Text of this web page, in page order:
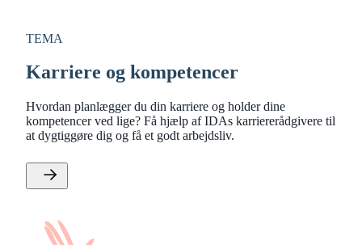
TEMA
Karriere og kompetencer
Hvordan planlægger du din karriere og holder dine
kompetencer ved lige? Få hjælp af IDAs karriererådgivere til
at dygtiggøre dig og få et godt arbejdsliv.